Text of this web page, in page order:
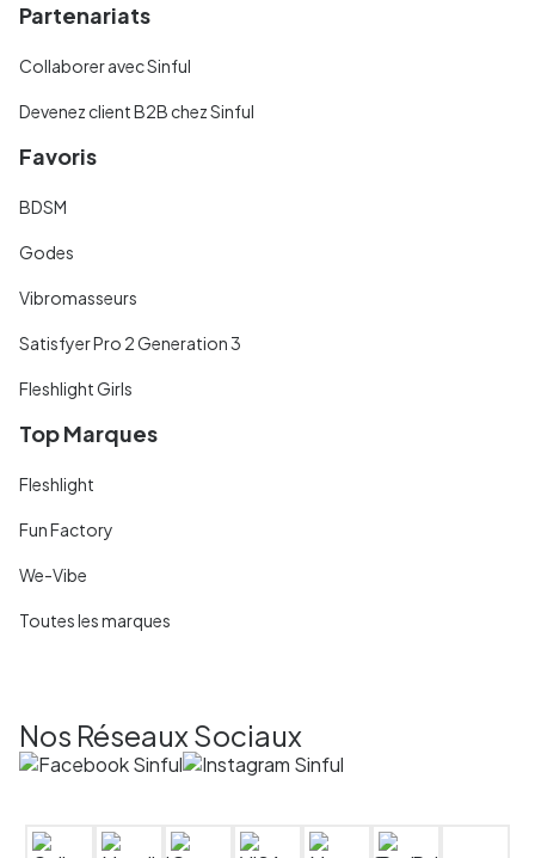
Partenariats
Collaborer avec Sinful
Devenez client B2B chez Sinful
Favoris
BDSM
Godes
Vibromasseurs
Satisfyer Pro 2 Generation 3
Fleshlight Girls
Top Marques
Fleshlight
Fun Factory
We-Vibe
Toutes les marques
Nos Réseaux Sociaux